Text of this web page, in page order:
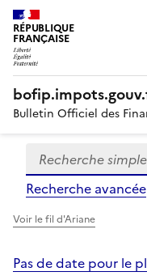
RÉPUBLIQUE
FRANÇAISE
Bulletin Officiel des
Formulaire
de
recherche
Recherche
Recherche avancée
Voir le fil d'Ariane
Pas de date pour le